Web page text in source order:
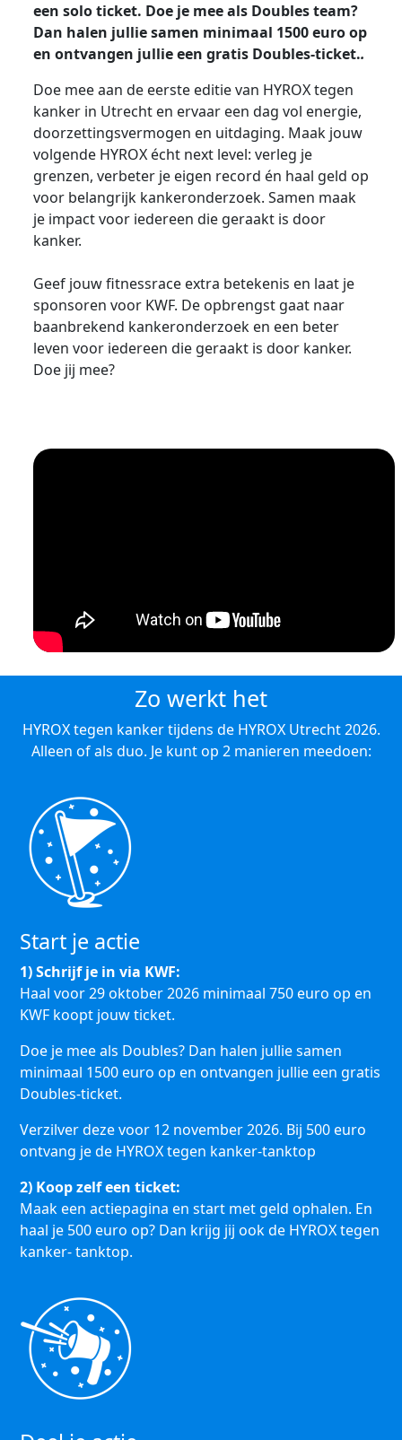
een solo ticket. Doe je mee als Doubles team?
Dan halen jullie samen minimaal 1500 euro op
en ontvangen jullie een gratis Doubles-ticket..
Doe mee aan de eerste editie van HYROX tegen
kanker in Utrecht en ervaar een dag vol energie,
doorzettingsvermogen en uitdaging. Maak jouw
volgende HYROX écht next level: verleg je
grenzen, verbeter je eigen record én haal geld op
voor belangrijk kankeronderzoek. Samen maak
je impact voor iedereen die geraakt is door
kanker.
Geef jouw fitnessrace extra betekenis en laat je
sponsoren voor KWF. De opbrengst gaat naar
baanbrekend kankeronderzoek en een beter
leven voor iedereen die geraakt is door kanker.
Doe jij mee?
Zo werkt het
HYROX tegen kanker tijdens de HYROX Utrecht 2026.
Alleen of als duo. Je kunt op 2 manieren meedoen:
Start je actie
1) Schrijf je in via KWF:
Haal voor 29 oktober 2026 minimaal 750 euro op en
KWF koopt jouw ticket.
Doe je mee als Doubles? Dan halen jullie samen
minimaal 1500 euro op en ontvangen jullie een gratis
Doubles-ticket.
Verzilver deze voor 12 november 2026. Bij 500 euro
ontvang je de HYROX tegen kanker-tanktop
2) Koop zelf een ticket:
Maak een actiepagina en start met geld ophalen. En
haal je 500 euro op? Dan krijg jij ook de HYROX tegen
kanker- tanktop.